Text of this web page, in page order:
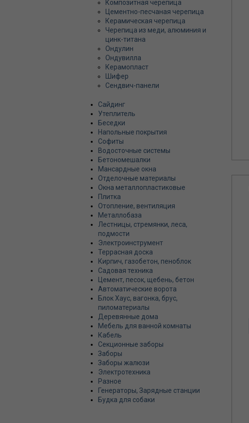
Композитная черепица
Цементно-песчаная черепица
Керамическая черепица
Черепица из меди, алюминия и
цинк-титана
Ондулин
Ондувилла
Керамопласт
Шифер
Сендвич-панели
Сайдинг
Утеплитель
Беседки
Напольные покрытия
Софиты
Водосточные системы
Бетономешалки
Мансардные окна
Отделочные материалы
Окна металлопластиковые
Плитка
Отопление, вентиляция
Металлобаза
Лестницы, стремянки, леса,
подмости
Электроинструмент
Террасная доска
Кирпич, газобетон, пеноблок
Садовая техника
Цемент, песок, щебень, бетон
Автоматические ворота
Блок Хаус, вагонка, брус,
пиломатериалы
Деревянные дома
Мебель для ванной комнаты
Кабель
Секционные заборы
Заборы
Заборы жалюзи
Электротехника
Разное
Генераторы, Зарядные станции
Будка для собаки